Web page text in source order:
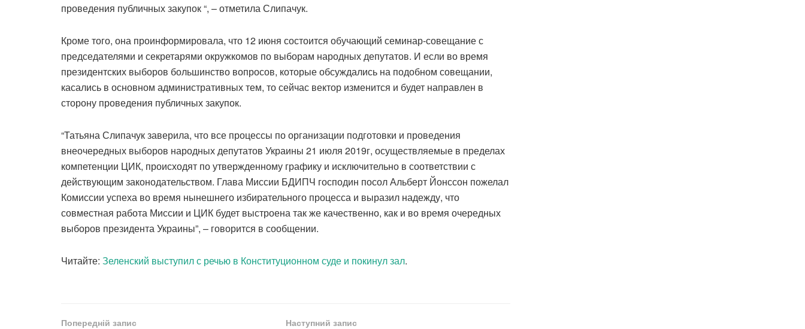
проведения публичных закупок “, – отметила Слипачук.
Кроме того, она проинформировала, что 12 июня состоится обучающий семинар-совещание с
председателями и секретарями окружкомов по выборам народных депутатов. И если во время
президентских выборов большинство вопросов, которые обсуждались на подобном совещании,
касались в основном административных тем, то сейчас вектор изменится и будет направлен в
сторону проведения публичных закупок.
“Татьяна Слипачук заверила, что все процессы по организации подготовки и проведения
внеочередных выборов народных депутатов Украины 21 июля 2019г, осуществляемые в пределах
компетенции ЦИК, происходят по утвержденному графику и исключительно в соответствии с
действующим законодательством. Глава Миссии БДИПЧ господин посол Альберт Йонссон пожелал
Комиссии успеха во время нынешнего избирательного процесса и выразил надежду, что
совместная работа Миссии и ЦИК будет выстроена так же качественно, как и во время очередных
выборов президента Украины”, – говорится в сообщении.
Читайте: Зеленский выступил с речью в Конституционном суде и покинул зал.
Попередній запис Наступний запис